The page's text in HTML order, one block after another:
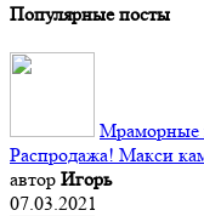
Популярные посты
Мраморные
Распродажа! Макси
автор Игорь
07.03.2021